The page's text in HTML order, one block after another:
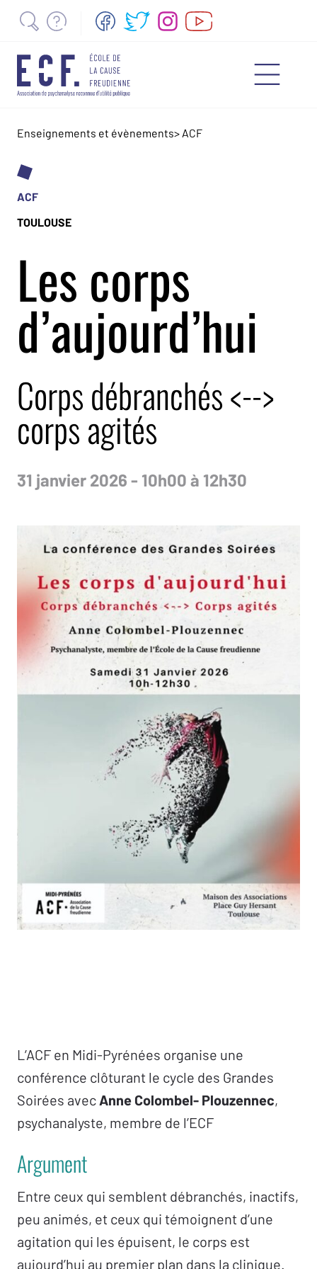
Enseignements et évènements> ACF
ACF
TOULOUSE
Les corps
d’aujourd’hui
Corps débranchés <-->
corps agités
31 janvier 2026 - 10h00 à 12h30
L’ACF en Midi-Pyrénées organise une
conférence clôturant le cycle des Grandes
Soirées avec Anne Colombel- Plouzennec,
psychanalyste, membre de l’ECF
Argument
Entre ceux qui semblent débranchés, inactifs,
peu animés, et ceux qui témoignent d’une
agitation qui les épuisent, le corps est
aujourd’hui au premier plan dans la clinique.